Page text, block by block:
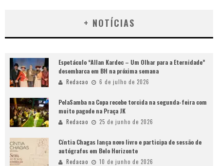
+ NOTÍCIAS
Espetáculo “Allan Kardec – Um Olhar para a Eternidade”
desembarca em BH na próxima semana
Redacao 6 de julho de 2026
PelaSamba na Copa recebe torcida na segunda-feira com
muito pagode na Praça JK
Redacao 25 de junho de 2026
Cíntia Chagas lança novo livro e participa de sessão de
autógrafos em Belo Horizonte
Redacao 10 de junho de 2026